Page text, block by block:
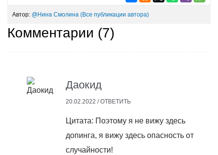
Автор: @Нина Смолина (Все публикации автора)
Комментарии (7)
Даокид
20.02.2022 /ОТВЕТИТЬ
Цитата: Поэтому я не вижу здесь
допинга, я вижу здесь опасность от
случайности!